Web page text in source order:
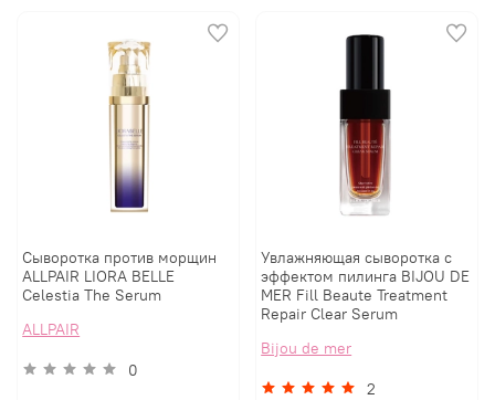
Сыворотка против морщин
ALLPAIR LIORA BELLE
Celestia The Serum
ALLPAIR
0
Увлажняющая сыворотка с
эффектом пилинга BIJOU DE
MER Fill Beaute Treatment
Repair Clear Serum
Bijou de mer
2